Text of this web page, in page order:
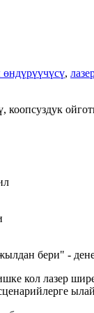
,
бери" -
кол лазер